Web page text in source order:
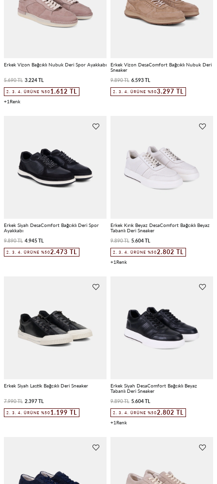
Erkek Vizon Bağcıklı Nubuk Deri Spor Ayakkabı
3.224 TL
5.690 TL
2. 3. 4. ÜRÜNE %50 1.612 TL
1
Erkek Vizon DesaComfort Bağcıklı Nubuk Deri
Sneaker
6.593 TL
9.890 TL
2. 3. 4. ÜRÜNE %503.297 TL
Erkek Siyah DesaComfort Bağcıklı Deri Spor
Ayakkabı
4.945 TL
9.890 TL
2. 3. 4. ÜRÜNE %502.473 TL
Erkek Kırık Beyaz DesaComfort Bağcıklı Beyaz
Tabanlı Deri Sneaker
5.604 TL
9.890 TL
2. 3. 4. ÜRÜNE %502.802 TL
1
Erkek Siyah Lastik Bağcıklı Deri Sneaker
2.397 TL
7.990 TL
2. 3. 4. ÜRÜNE %50 1.199 TL
Erkek Siyah DesaComfort Bağcıklı Beyaz
Tabanlı Deri Sneaker
5.604 TL
9.890 TL
2. 3. 4. ÜRÜNE %502.802 TL
1